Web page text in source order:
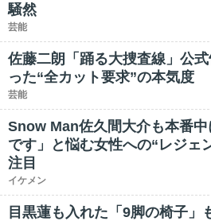
騒然
芸能
佐藤二朗「踊る大捜査線」公
った“全カット要求”の本気度
芸能
Snow Man佐久間大介も本番
です」と悩む女性への“レジェ
注目
イケメン
目黒蓮も入れた「9脚の椅子」